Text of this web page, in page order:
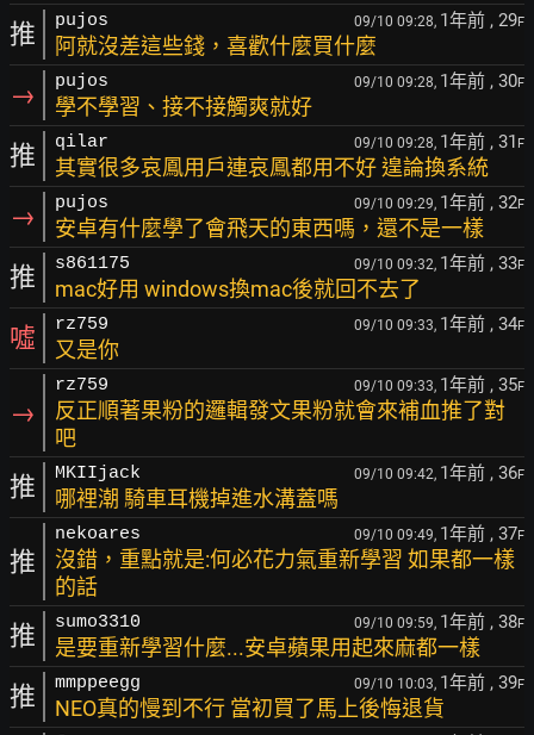
推 pujos 09/10 09:28, 1年前 , 29F
阿就沒差這些錢，喜歡什麼買什麼
→ pujos 09/10 09:28, 1年前 , 30F
學不學習、接不接觸爽就好
推 qilar 09/10 09:28, 1年前 , 31 F
其實很多哀鳳用戶連哀鳳都用不好 遑論換系統
→ pujos 09/10 09:29, 1年前 , 32F
安卓有什麼學了會飛天的東西嗎，還不是一樣
推 s861175 09/10 09:32, 1年前 , 33F
mac好用 windows換mac後就回不去了
噓 rz759 09/10 09:33, 1年前 , 34F
又是你
→
rz759 09/10 09:33, 1年前 , 35F
反正順著果粉的邏輯發文果粉就會來補血推了對
吧
推 MKIIjack 09/10 09:42, 1年前 , 36F
哪裡潮 騎車耳機掉進水溝蓋嗎
推
nekoares 09/10 09:49, 1年前 , 37F
沒錯，重點就是:何必花力氣重新學習 如果都一樣
的話
推 sumo3310 09/10 09:59, 1年前 , 38F
是要重新學習什麼...安卓蘋果用起來麻都一樣
推 mmppeegg 09/10 10:03, 1年前 , 39F
NEO真的慢到不行 當初買了馬上後悔退貨